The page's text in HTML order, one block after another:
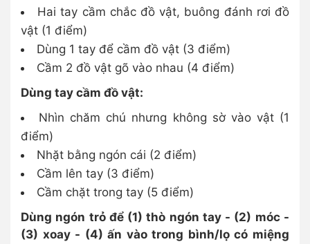
Hai tay cầm chắc đồ vật, buông đánh rơi đồ
vật (1 điểm)
Dùng 1 tay để cầm đồ vật (3 điểm)
Cầm 2 đồ vật gõ vào nhau (4 điểm)
Dùng tay cầm đồ vật:
Nhìn chăm chú nhưng không sờ vào vật (1
điểm)
Nhặt bằng ngón cái (2 điểm)
Cầm lên tay (3 điểm)
Cầm chặt trong tay (5 điểm)
Dùng ngón trỏ để (1) thò ngón tay - (2) móc -
(3) xoay - (4) ấn vào trong bình/lọ có miệng